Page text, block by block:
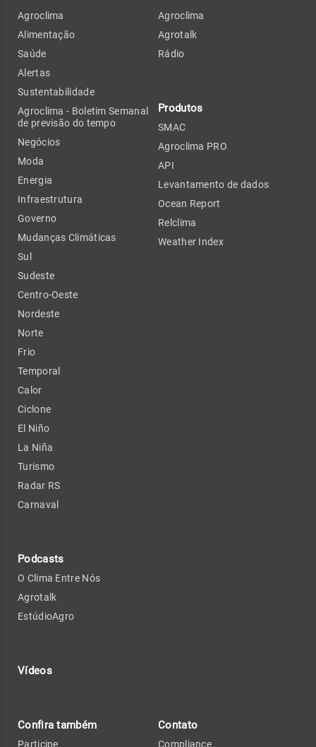
Agroclima
Alimentação
Saúde
Alertas
Sustentabilidade
Agroclima - Boletim Semanal
de previsão do tempo
Negócios
Moda
Energia
Infraestrutura
Governo
Mudanças Climáticas
Sul
Sudeste
Centro-Oeste
Nordeste
Norte
Frio
Temporal
Calor
Ciclone
El Niño
La Niña
Turismo
Radar RS
Carnaval
Podcasts
O Clima Entre Nós
Agrotalk
EstúdioAgro
Vídeos
Agroclima
Agrotalk
Rádio
Produtos
SMAC
Agroclima PRO
API
Levantamento de dados
Ocean Report
Relclima
Weather Index
Confira também
Participe
Contato
Compliance